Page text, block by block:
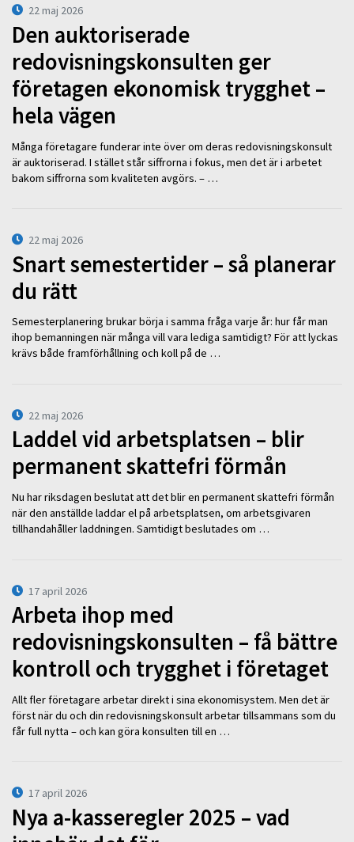
22 maj 2026
Den auktoriserade
redovisningskonsulten ger
företagen ekonomisk trygghet –
hela vägen
Många företagare funderar inte över om deras redovisningskonsult
är auktoriserad. I stället står siffrorna i fokus, men det är i arbetet
bakom siffrorna som kvaliteten avgörs. – …
22 maj 2026
Snart semestertider – så planerar
du rätt
Semesterplanering brukar börja i samma fråga varje år: hur får man
ihop bemanningen när många vill vara lediga samtidigt? För att lyckas
krävs både framförhållning och koll på de …
22 maj 2026
Laddel vid arbetsplatsen – blir
permanent skattefri förmån
Nu har riksdagen beslutat att det blir en permanent skattefri förmån
när den anställde laddar el på arbetsplatsen, om arbetsgivaren
tillhandahåller laddningen. Samtidigt beslutades om …
17 april 2026
Arbeta ihop med
redovisningskonsulten – få bättre
kontroll och trygghet i företaget
Allt fler företagare arbetar direkt i sina ekonomisystem. Men det är
först när du och din redovisningskonsult arbetar tillsammans som du
får full nytta – och kan göra konsulten till en …
17 april 2026
Nya a-kasseregler 2025 – vad